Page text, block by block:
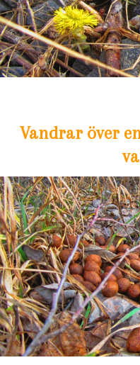
Vandrar över